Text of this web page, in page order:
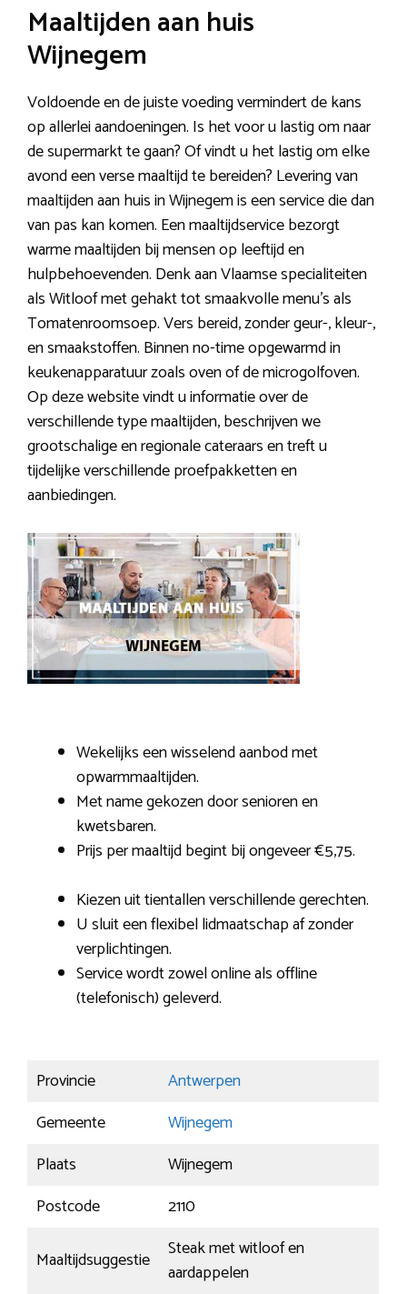
Maaltijden aan huis
Wijnegem
Voldoende en de juiste voeding vermindert de kans
op allerlei aandoeningen. Is het voor u lastig om naar
de supermarkt te gaan? Of vindt u het lastig om elke
avond een verse maaltijd te bereiden? Levering van
maaltijden aan huis in Wijnegem is een service die dan
van pas kan komen. Een maaltijdservice bezorgt
warme maaltijden bij mensen op leeftijd en
hulpbehoevenden. Denk aan Vlaamse specialiteiten
als Witloof met gehakt tot smaakvolle menu’s als
Tomatenroomsoep. Vers bereid, zonder geur-, kleur-,
en smaakstoffen. Binnen no-time opgewarmd in
keukenapparatuur zoals oven of de microgolfoven.
Op deze website vindt u informatie over de
verschillende type maaltijden, beschrijven we
grootschalige en regionale cateraars en treft u
tijdelijke verschillende proefpakketten en
aanbiedingen.
Wekelijks een wisselend aanbod met
opwarmmaaltijden.
Met name gekozen door senioren en
kwetsbaren.
Prijs per maaltijd begint bij ongeveer €5,75.
Kiezen uit tientallen verschillende gerechten.
U sluit een flexibel lidmaatschap af zonder
verplichtingen.
Service wordt zowel online als offline
(telefonisch) geleverd.
Provincie
Antwerpen
Gemeente
Wijnegem
Plaats
Wijnegem
Postcode
2110
Maaltijdsuggestie
Steak met witloof en
aardappelen